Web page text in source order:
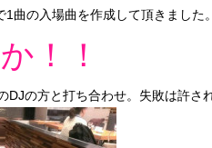
曲の入場曲を作成して頂きました。
！！
の方と打ち合わせ。失敗は許さ